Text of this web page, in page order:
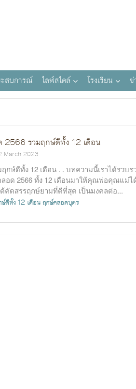
สบการณ์ ไลฟ์สไตล์ โรงเรียน
2566 รวมฤกษ์ดีทั้ง 12 เดือน
March 2023
กษ์ดีทั้ง 12 เดือน . . บทความนี้เราได้รวบร
อด 2566 ทั้ง 12 เดือนมาให้คุณพ่อคุณแม่ไ
คัดสรรฤกษ์ยามที่ดีที่สุด เป็นมงคลต่อ...
ดีทั้ง 12 เดือน ฤกษ์คลอดบุตร